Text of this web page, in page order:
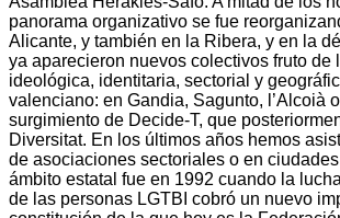
panorama organizativo se fue
Alicante, y también en la Ribera, y en la
ya aparecieron nuevos colectivos fruto de
ideológica, identitaria, sectorial y
valenciano: en Gandia, Sagunto, l’Alcoià
surgimiento de Decide-T, que
Diversitat. En los últimos años hemos
de asociaciones sectoriales o en
ámbito estatal fue en 1992 cuando la
de las personas LGTBI cobró un nuevo